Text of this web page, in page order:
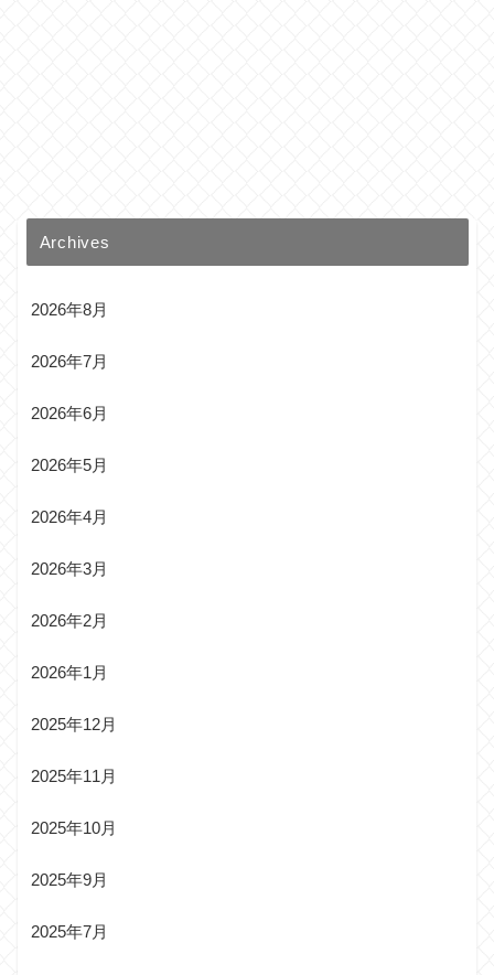
Archives
2026年8月
2026年7月
2026年6月
2026年5月
2026年4月
2026年3月
2026年2月
2026年1月
2025年12月
2025年11月
2025年10月
2025年9月
2025年7月